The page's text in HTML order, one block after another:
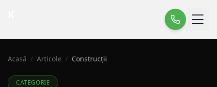
Acasă / Articole / Construcții
CATEGORIE